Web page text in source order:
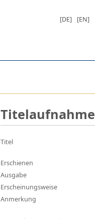
[DE] [EN]
Titelaufnahme
Titel
Erschienen
Ausgabe
Erscheinungsweise
Anmerkung